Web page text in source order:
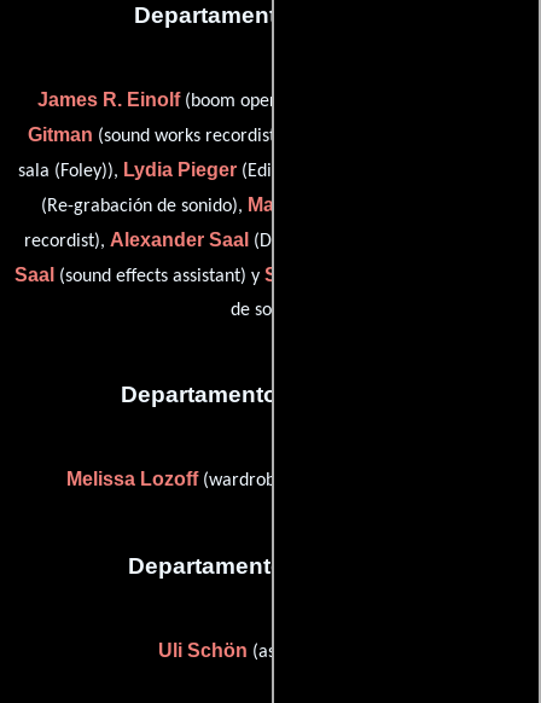
Departamento de sonido
James R. Einolf(boom operator (as James Einolf)),
Gitman (sound works recordist),
sala (Foley)), Lydia Pieger(Editor de sonido),
(Re-grabación de sonido), Mark Roberts
recordist), Alexander Saal (Diseñador de sonido),
Saal (sound effects assistant) y Stephan von Hase
de sonido)
Departamento de vestuario
Melissa Lozoff(wardrobe (as Melissa Thompson))
Departamento de editorial
Uli Schön (assistant cutter)